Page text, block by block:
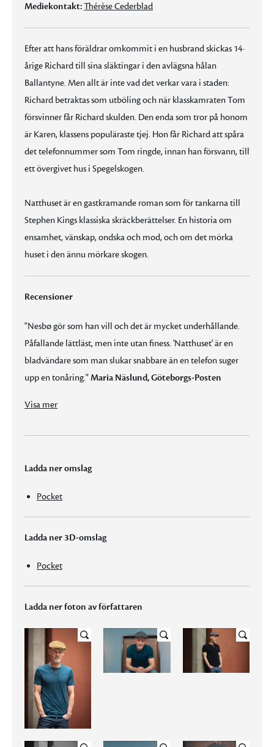
Mediekontakt:Thérèse Cederblad
Efter att hans föräldrar omkommit i en husbrand skickas 14-
årige Richard till sina släktingar i den avlägsna hålan
Ballantyne. Men allt är inte vad det verkar vara i staden:
Richard betraktas som utböling och när klasskamraten Tom
försvinner får Richard skulden. Den enda som tror på honom
är Karen, klassens populäraste tjej. Hon får Richard att spåra
det telefonnummer som Tom ringde, innan han försvann, till
ett övergivet hus i Spegelskogen.
Natthuset är en gastkramande roman som för tankarna till
Stephen Kings klassiska skräckberättelser. En historia om
ensamhet, vänskap, ondska och mod, och om det mörka
huset i den ännu mörkare skogen.
Recensioner
"Nesbø gör som han vill och det är mycket underhållande.
Påfallande lättläst, men inte utan finess. 'Natthuset' är en
bladvändare som man slukar snabbare än en telefon suger
upp en tonåring."Maria Näslund, Göteborgs-Posten
Visa mer
Ladda ner omslag
Pocket
Ladda ner 3D-omslag
Pocket
Ladda ner foton av författaren